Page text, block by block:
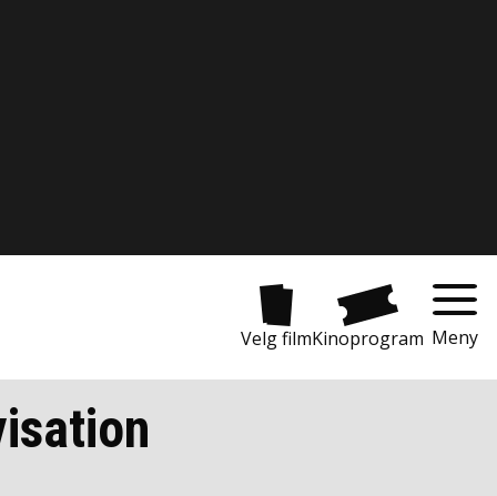
Velg filmKinoprogram Meny